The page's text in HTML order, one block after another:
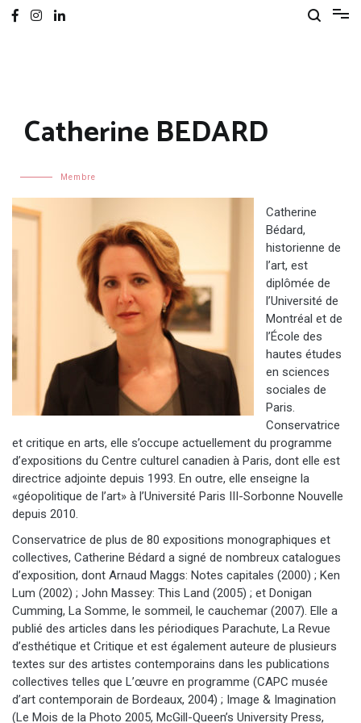
Catherine BEDARD
Membre
Catherine
Bédard,
historienne de
l’art, est
diplômée de
l’Université de
Montréal et de
l’École des
hautes études
en sciences
sociales de
Paris.
Conservatrice
et critique en arts, elle s’occupe actuellement du programme
d’expositions du Centre culturel canadien à Paris, dont elle est
directrice adjointe depuis 1993. En outre, elle enseigne la
«géopolitique de l’art» à l’Université Paris III-Sorbonne Nouvelle
depuis 2010.
Conservatrice de plus de 80 expositions monographiques et
collectives, Catherine Bédard a signé de nombreux catalogues
d’exposition, dont Arnaud Maggs: Notes capitales (2000) ; Ken
Lum (2002) ; John Massey: This Land (2005) ; et Donigan
Cumming, La Somme, le sommeil, le cauchemar (2007). Elle a
publié des articles dans les périodiques Parachute, La Revue
d’esthétique et Critique et est également auteure de plusieurs
textes sur des artistes contemporains dans les publications
collectives telles que L’œuvre en programme (CAPC musée
d’art contemporain de Bordeaux, 2004) ; Image & Imagination
(Le Mois de la Photo 2005, McGill-Queen’s University Press,